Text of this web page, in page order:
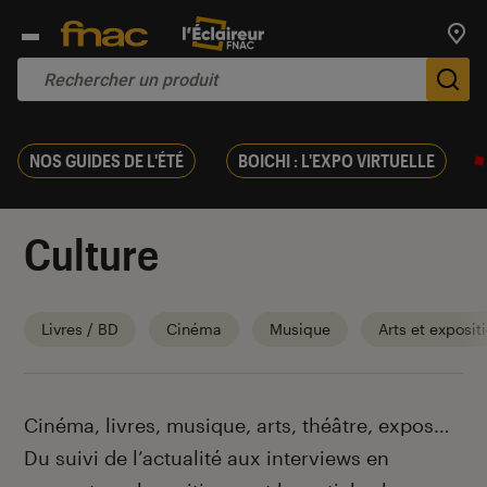
NOS GUIDES DE L'ÉTÉ BOICHI : L'EXPO VIRTUELLE
Culture
Livres / BD Cinéma Musique Arts et
Introduction
Cinéma, livres, musique, arts, théâtre, expos…
Du suivi de l’actualité aux interviews en